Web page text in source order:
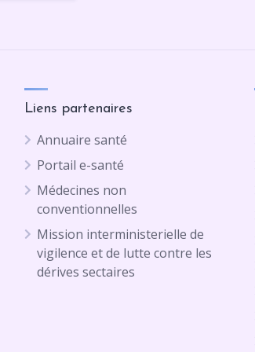
Liens partenaires
Annuaire santé
Portail e-santé
Médecines non
conventionnelles
Mission interministerielle de
vigilence et de lutte contre les
dérives sectaires